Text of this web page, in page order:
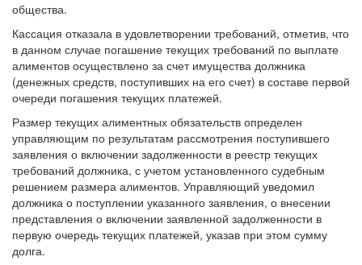
общества.
Кассация отказала в удовлетворении требований, отметив, что
в данном случае погашение текущих требований по выплате
алиментов осуществлено за счет имущества должника
(денежных средств, поступивших на его счет) в составе первой
очереди погашения текущих платежей.
Размер текущих алиментных обязательств определен
управляющим по результатам рассмотрения поступившего
заявления о включении задолженности в реестр текущих
требований должника, с учетом установленного судебным
решением размера алиментов. Управляющий уведомил
должника о поступлении указанного заявления, о внесении
представления о включении заявленной задолженности в
первую очередь текущих платежей, указав при этом сумму
долга.